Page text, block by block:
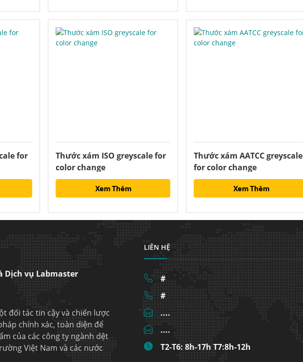
for
Thước xám ISO greyscale for
color change
Xem Thêm
Thước xám AATCC greyscale
for color change
Xem Thêm
Dịch vụ Labmaster
đối tác tin cậy và chiến lược
chính xác, toàn diện để
của các công ty ngành dệt
Việt Nam và các nước
LIÊN HỆ
#
#
....
....
T2-T6: 8h-17h T7:8h-12h